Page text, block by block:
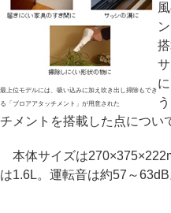
最上位モデルには、吸い込みに加え吹き出し掃除もでき
る「ブロアアタッチメント」が用意された
チメントを搭載した点につい
本体サイズは
は1.6L。運転音は約57～63dB